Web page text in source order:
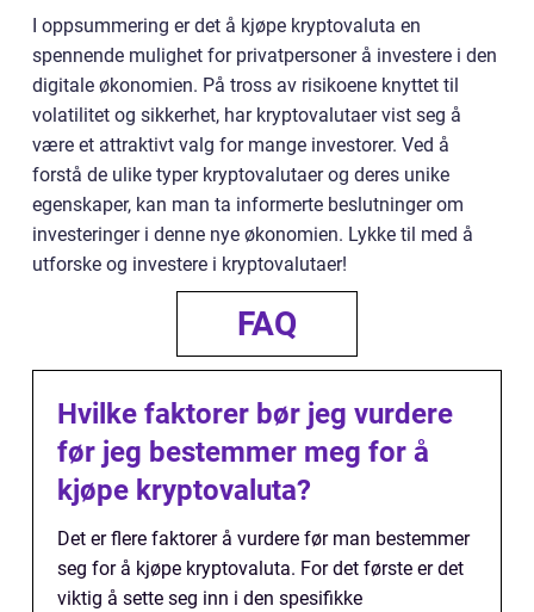
I oppsummering er det å kjøpe kryptovaluta en
spennende mulighet for privatpersoner å investere i den
digitale økonomien. På tross av risikoene knyttet til
volatilitet og sikkerhet, har kryptovalutaer vist seg å
være et attraktivt valg for mange investorer. Ved å
forstå de ulike typer kryptovalutaer og deres unike
egenskaper, kan man ta informerte beslutninger om
investeringer i denne nye økonomien. Lykke til med å
utforske og investere i kryptovalutaer!
FAQ
Hvilke faktorer bør jeg vurdere
før jeg bestemmer meg for å
kjøpe kryptovaluta?
Det er flere faktorer å vurdere før man bestemmer
seg for å kjøpe kryptovaluta. For det første er det
viktig å sette seg inn i den spesifikke